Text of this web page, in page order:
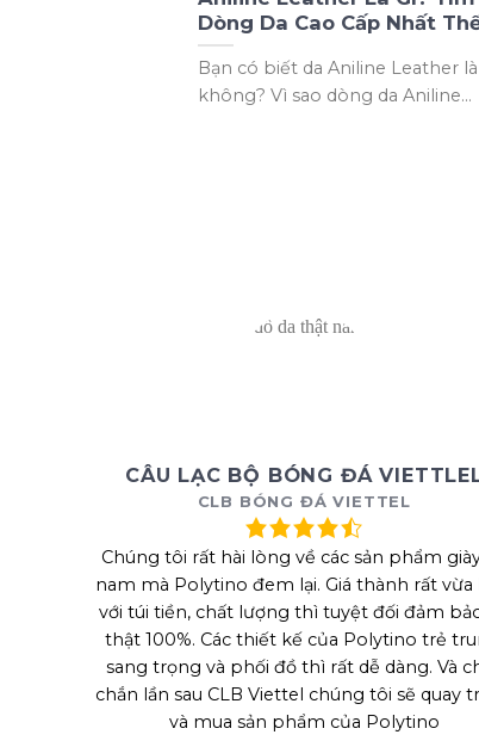
Dòng Da Cao Cấp Nhất
Bạn có biết da Aniline Leather
không? Vì sao dòng da Aniline...
CÂU LẠC BỘ BÓNG ĐÁ
CLB BÓNG ĐÁ VIETTEL
Chúng tôi rất hài lòng về các sản phẩm
nam mà Polytino đem lại. Giá thành rất vừa
với túi tiền, chất lượng thì tuyệt đối đảm
thật 100%. Các thiết kế của Polytino trẻ
sang trọng và phối đồ thì rất dễ dàng. Và
chắn lần sau CLB Viettel chúng tôi sẽ quay
và mua sản phẩm của Polytino